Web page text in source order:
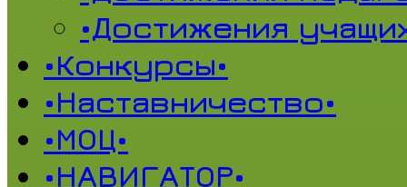
•Достижения
•Конкурсы•
•Наставничество•
•МОЦ•
•НАВИГАТОР•